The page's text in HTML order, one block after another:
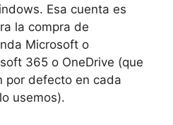
Esa cuenta es
la compra de
Microsoft o
365 o OneDrive (que
por defecto en cada
usemos).